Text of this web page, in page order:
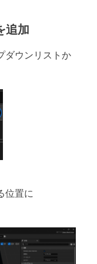
追加
ダウンリストか
位置に